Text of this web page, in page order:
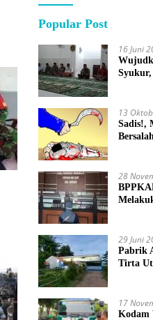
Popular Post
16 Juni
13
Sadis!,
Bersalah
28
29 Juni
Pabrik
Tirta
17
Kodam